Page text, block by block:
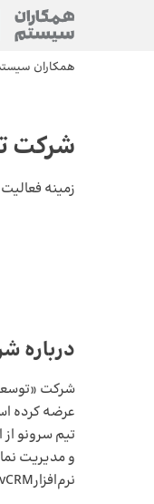
همکاران
شرکت
زمینه
درباره
عرضه کرده
و مدیریت
نرم‌افزارSarvCRM بر بستر ابر و به‌شکل یکپارچه با سیستم‌های نرم افزار ERP راهکاران، راهکاران ابری و سپیدار همکاران سیستم عرضه شده است.